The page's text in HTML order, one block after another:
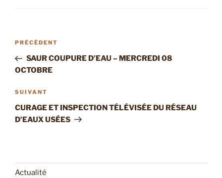
Navigation
l’article
Article
précédent
PRÉCÉDENT
SAUR COUPURE D’EAU – MERCREDI 08
OCTOBRE
Article
suivant
SUIVANT
CURAGE ET INSPECTION TÉLÉVISÉE DU RÉSEAU
D’EAUX USÉES
Actualité